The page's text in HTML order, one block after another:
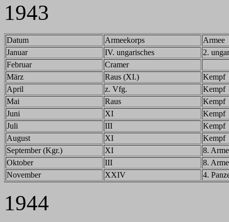
1943
Datum Armeekorps
Armee
Januar
IV. ungarisches
2.
Februar
Cramer
März
Raus (XI.)
Kempf
April
z. Vfg.
Kempf
Mai
Raus
Kempf
Juni
XI
Kempf
Juli
III
Kempf
August
XI
Kempf
September (Kgr.)
XI
8.
Oktober
III
8.
November
XXIV 4.
1944